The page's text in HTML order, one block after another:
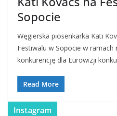
Sopocie
Węgierska piosenkarka Kati
Festiwalu w Sopocie w
konkurencję dla Eurowizji
Read More
Instagram